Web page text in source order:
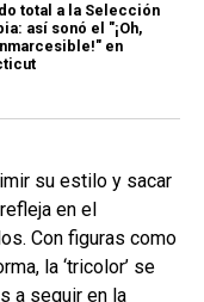
total a la Selección
así sonó el "¡Oh,
en
su estilo y sacar
en el
Con figuras como
la ‘tricolor’ se
a seguir en la